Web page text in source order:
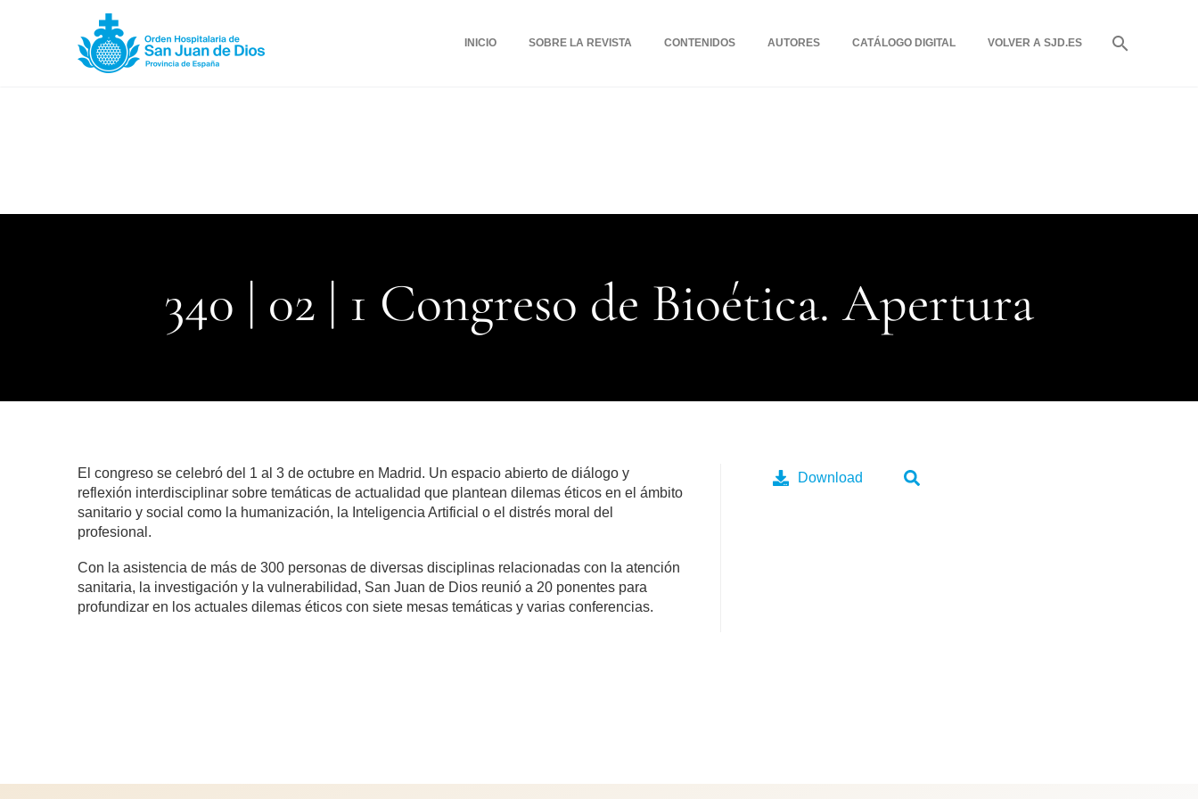
INICIO SOBRE LA REVISTA CONTENIDOS AUTORES CATÁLOGO DIGITAL VOLVER A SJD.ES
340 | 02 | 1 Congreso de Bioética. Apertura
El congreso se celebró del 1 al 3 de octubre en Madrid. Un espacio abierto de diálogo y
reflexión interdisciplinar sobre temáticas de actualidad que plantean dilemas éticos en el ámbito
sanitario y social como la humanización, la Inteligencia Artificial o el distrés moral del
profesional.
Con la asistencia de más de 300 personas de diversas disciplinas relacionadas con la atención
sanitaria, la investigación y la vulnerabilidad, San Juan de Dios reunió a 20 ponentes para
profundizar en los actuales dilemas éticos con siete mesas temáticas y varias conferencias.
Download